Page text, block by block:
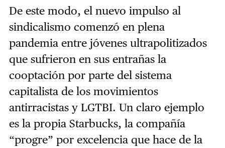
De este modo, el nuevo impulso al
sindicalismo comenzó en plena
pandemia entre jóvenes ultrapolitizados
que sufrieron en sus entrañas la
cooptación por parte del sistema
capitalista de los movimientos
antirracistas y LGTBI. Un claro ejemplo
es la propia Starbucks, la compañía
“progre” por excelencia que hace de la